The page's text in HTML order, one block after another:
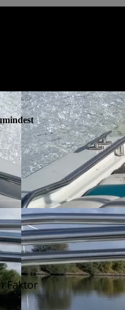
Faktor